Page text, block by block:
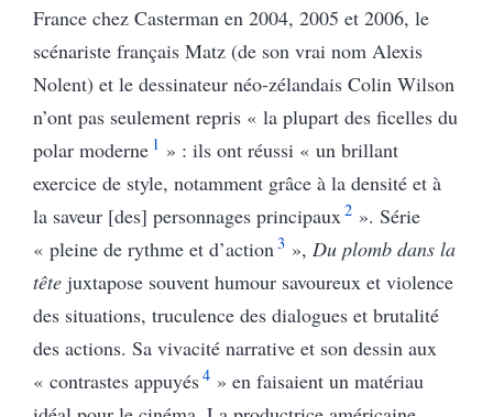
France chez Casterman en 2004, 2005 et 2006, le
scénariste français Matz (de son vrai nom Alexis
Nolent) et le dessinateur néo-zélandais Colin Wilson
n’ont pas seulement repris « la plupart des ficelles du
polar moderne 1 » : ils ont réussi « un brillant
exercice de style, notamment grâce à la densité et à
la saveur [des] personnages principaux2». Série
« pleine de rythme et d’action3», Du plomb dans la
tête juxtapose souvent humour savoureux et violence
des situations, truculence des dialogues et brutalité
des actions. Sa vivacité narrative et son dessin aux
« contrastes appuyés4» en faisaient un matériau